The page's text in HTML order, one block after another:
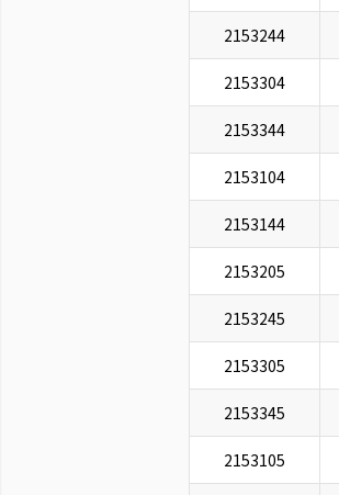
2153244
2153304
2153344
2153104
2153144
2153205
2153245
2153305
2153345
2153105